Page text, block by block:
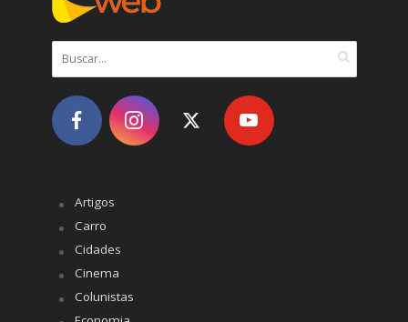
Artigos
Carro
Cidades
Cinema
Colunistas